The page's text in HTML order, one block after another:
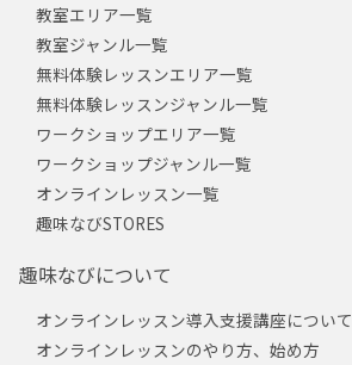
教室エリア一覧
教室ジャンル一覧
無料体験レッスンエリア一覧
無料体験レッスンジャンル一覧
ワークショップエリア一覧
ワークショップジャンル一覧
オンラインレッスン一覧
趣味なびSTORES
趣味なびについて
オンラインレッスン導入支援講座について
オンラインレッスンのやり方、始め方